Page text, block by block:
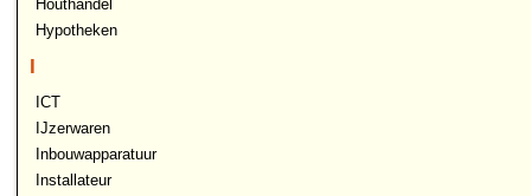
Houthandel
Hypotheken
I
ICT
IJzerwaren
Inbouwapparatuur
Installateur